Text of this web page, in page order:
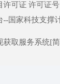
可证 许可证号
国家科技支撑
获取服务系统[